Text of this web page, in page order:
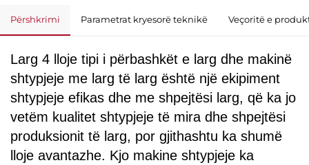
Përshkrimi Parametrat kryesorë teknikë Veçoritë e
Larg 4 lloje tipi i përbashkët e larg dhe makinë
shtypjeje me larg të larg është një ekipiment
shtypjeje efikas dhe me shpejtësi larg, që ka jo
vetëm kualitet shtypjeje të mira dhe shpejtësi
produksionit të larg, por gjithashtu ka shumë
lloje avantazhe. Kjo makine shtypjeje ka